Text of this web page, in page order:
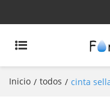
Inicio / todos / cinta